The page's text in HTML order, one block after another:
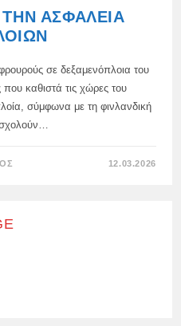
ΤΗΝ ΑΣΦΆΛΕΙΑ
σε δεξαμενόπλοια του
καθιστά τις χώρες του
σύμφωνα με τη φινλανδική
ΤΩΝ
12.03.2026